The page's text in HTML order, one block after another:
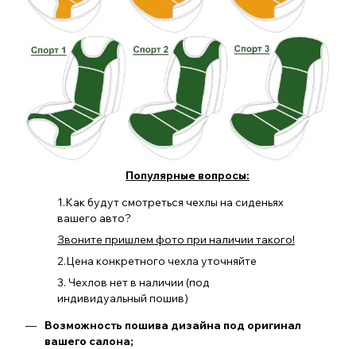
Популярные вопросы:
1.Как будут смотреться чехлы на сиденьях
вашего авто?
Звоните пришлем фото при наличии такого!
2.Цена конкретного чехла уточняйте
3. Чехлов нет в наличии (под
индивидуальный пошив)
Возможность пошива дизайна под оригинал
вашего салона;